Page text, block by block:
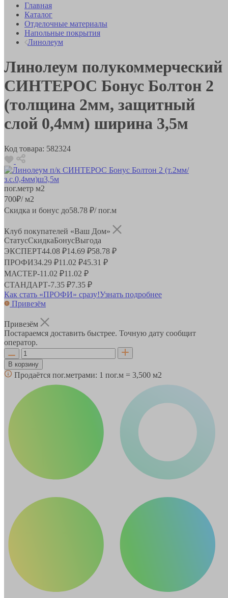
Главная
Каталог
Отделочные материалы
Напольные покрытия
Линолеум
Линолеум полукоммерческий
СИНТЕРОС Бонус Болтон 2
(толщина 2мм, защитный
слой 0,4мм) ширина 3,5м
Код товара: 582324
пог.метр м2
700₽/ м2
Скидка и бонус до58.78 ₽/ пог.м
Клуб покупателей «Ваш Дом»
СтатусСкидкаБонусВыгода
ЭКСПЕРТ44.08 ₽14.69 ₽58.78 ₽
ПРОФИ34.29 ₽11.02 ₽45.31 ₽
МАСТЕР-11.02 ₽11.02 ₽
СТАНДАРТ-7.35 ₽7.35 ₽
Как стать «ПРОФИ» сразу!Узнать подробнее
Привезём
Привезём
Постараемся доставить быстрее. Точную дату сообщит
оператор.
В корзину
Продаётся пог.метрами: 1 пог.м = 3,500 м2